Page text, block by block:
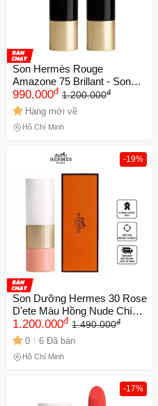
Son Hermès Rouge
Amazone 75 Brillant - Son
Môi Đỏ Cam Cao Cấp Chính
Hãng, Chất Lượng Sang
Trọng và Quyến Rũ
990.000đ 1.200.000đ
Hàng mới về
Hồ Chí Minh
-19%
Son Dưỡng Hermes 30 Rose
D'ete Màu Hồng Nude Chính
Hãng - Sắc Đẹp Sang Trọng
và Dưỡng Ẩm Tối Đa Cho
Đôi Môi
1.200.000đ 1.490.000đ
0 6 Đã bán
Hồ Chí Minh
-17%